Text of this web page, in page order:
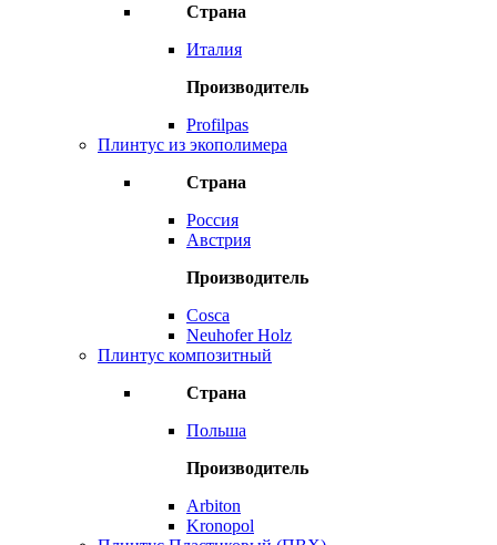
Страна
Италия
Производитель
Profilpas
Плинтус из экополимера
Страна
Россия
Австрия
Производитель
Cosca
Neuhofer Holz
Плинтус композитный
Страна
Польша
Производитель
Arbiton
Kronopol